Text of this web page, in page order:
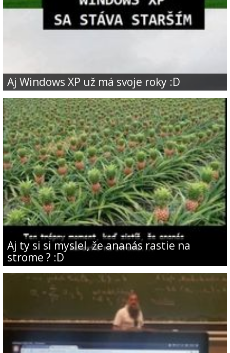
Aj Windows XP už má svoje roky :D
Aj ty si si myslel, že ananás rastie na
strome ? :D